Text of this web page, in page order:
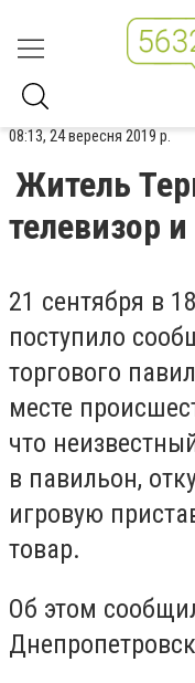
08:13, 24 вересня 2019 р.
Житель
телевизор
21 сентября в
поступило
торгового
месте
что
в павильон,
игровую
товар.
Об этом